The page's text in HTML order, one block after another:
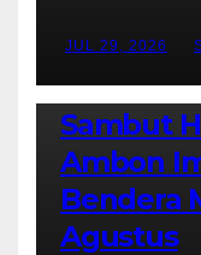
JUL 29, 2026
AMBON METRO
Sambut
Ambon
Bendera
Agustus